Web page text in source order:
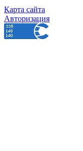
Карта сайта
Авторизация